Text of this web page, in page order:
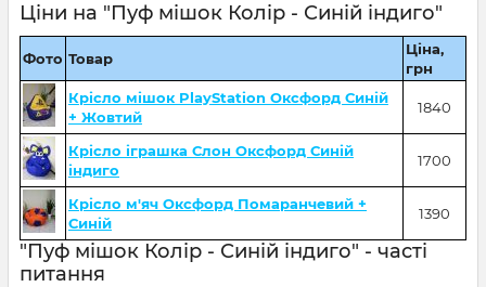
Ціни на "Пуф мішок Колір - Синій індиго"
Фото Товар
Ціна,
грн
Крісло мішок PlayStation Оксфорд Синій
+ Жовтий
1840
Крісло іграшка Слон Оксфорд Синій
індиго
1700
Крісло м'яч Оксфорд Помаранчевий +
Синій
1390
"Пуф мішок Колір - Синій індиго" - часті
питання